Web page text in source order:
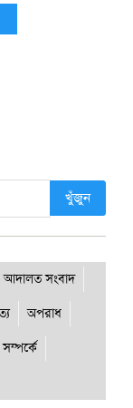
খুঁজুন
আদালত সংবাদ
অপরাধ